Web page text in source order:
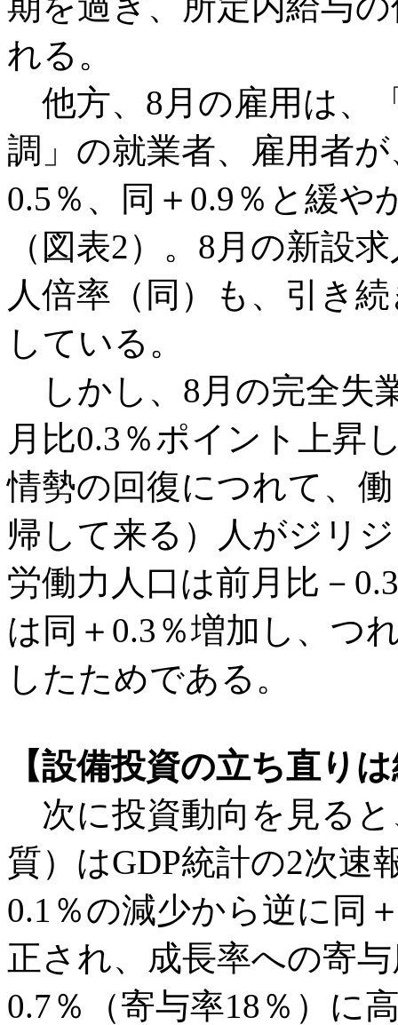
れる。
他方、8月の雇用は、
調」の就業者、雇用者
0.5％、同＋0.9％と緩や
（図表2）。8月の新設
人倍率（同）も、引き
している。
しかし、8月の完全失
月比0.3％ポイント上昇
情勢の回復につれて、
帰して来る）人がジリ
労働力人口は前月比－
は同＋0.3％増加し、つ
したためである。
【設備投資の立ち直り
次に投資動向を見ると
質）はGDP統計の2次速
0.1％の減少から逆に同
正され、成長率への寄
0.7％（寄与率18％）に